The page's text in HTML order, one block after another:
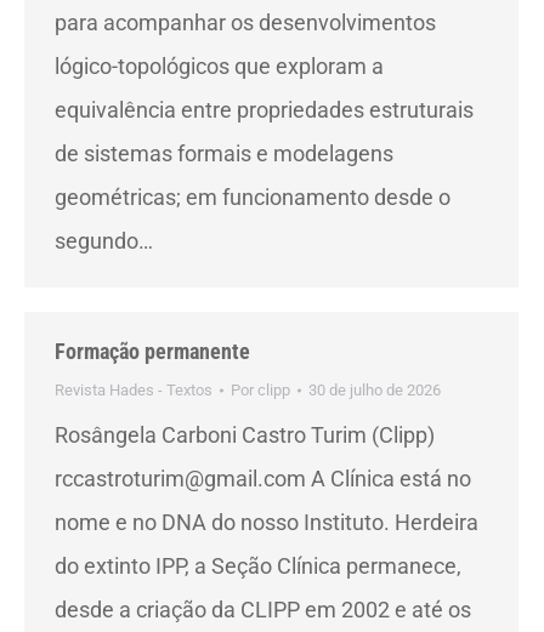
para acompanhar os desenvolvimentos
lógico-topológicos que exploram a
equivalência entre propriedades estruturais
de sistemas formais e modelagens
geométricas; em funcionamento desde o
segundo…
Formação permanente
Revista Hades - Textos Por clipp 30 de julho de 2026
Rosângela Carboni Castro Turim (Clipp)
rccastroturim@gmail.com A Clínica está no
nome e no DNA do nosso Instituto. Herdeira
do extinto IPP, a Seção Clínica permanece,
desde a criação da CLIPP em 2002 e até os